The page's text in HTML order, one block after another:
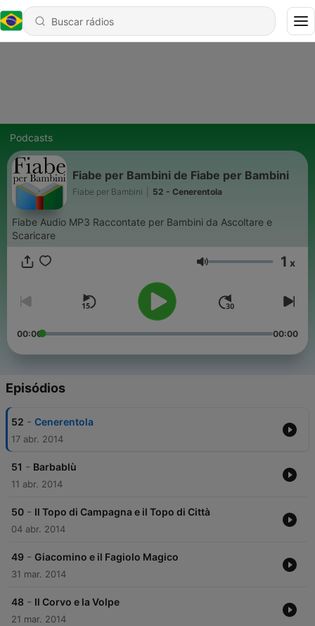
Podcasts
Fiabe per Bambini de Fiabe per Bambini
Fiabe per Bambini 52 - Cenerentola
Fiabe Audio MP3 Raccontate per Bambini da Ascoltare e
Scaricare
Volume 1 x
00:00 00:00
Episódios
52 - Cenerentola
17 abr. 2014
51 - Barbablù
11 abr. 2014
50 - Il Topo di Campagna e il Topo di Città
04 abr. 2014
49 - Giacomino e il Fagiolo Magico
31 mar. 2014
48 - Il Corvo e la Volpe
21 mar. 2014